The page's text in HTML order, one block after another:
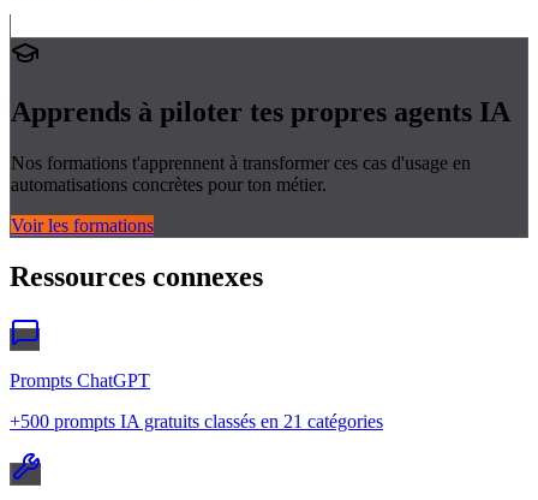
Apprends à piloter tes propres agents IA
Nos formations t'apprennent à transformer ces cas d'usage en
automatisations concrètes pour ton métier.
Voir les formations
Ressources connexes
Prompts ChatGPT
+500 prompts IA gratuits classés en 21 catégories